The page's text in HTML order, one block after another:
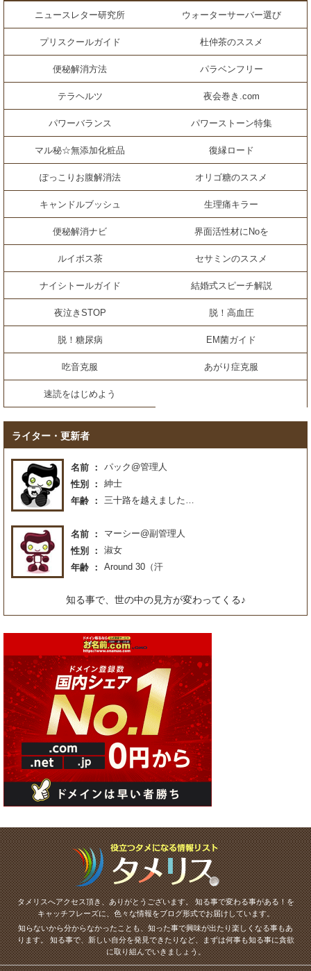
ニュースレター研究所 ウォーターサーバー選び
プリスクールガイド 杜仲茶のススメ
便秘解消方法 パラベンフリー
テラヘルツ 夜会巻き.com
パワーバランス パワーストーン特集
マル秘☆無添加化粧品 復縁ロード
ぽっこりお腹解消法 オリゴ糖のススメ
キャンドルブッシュ 生理痛キラー
便秘解消ナビ 界面活性材にNoを
ルイボス茶 セサミンのススメ
ナイシトールガイド 結婚式スピーチ解説
夜泣きSTOP 脱！高血圧
脱！糖尿病 EM菌ガイド
吃音克服 あがり症克服
速読をはじめよう
ライター・更新者
名前
パック@管理人
性別
紳士
年齢
三十路を越えました…
名前
マーシー@副管理人
性別
淑女
年齢
Around 30（汗
知る事で、世の中の見方が変わってくる♪
タメリスへアクセス頂き、ありがとうございます。知る事で変わる事がある！を
キャッチフレーズに、色々な情報をブログ形式でお届けしています。
知らないから分からなかったことも、知った事で興味が出たり楽しくなる事もあ
ります。知る事で、新しい自分を発見できたりなど、まずは何事も知る事に貪欲
に取り組んでいきましょう。